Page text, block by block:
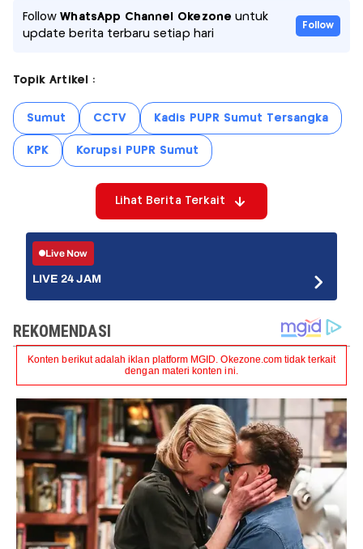
FollowWhatsApp Channel Okezone untuk
update berita terbaru setiap hari
Follow
Topik Artikel :
Sumut CCTV Kadis PUPR Sumut Tersangka
KPK Korupsi PUPR Sumut
Lihat Berita Terkait
Live Now
LIVE 24 JAM